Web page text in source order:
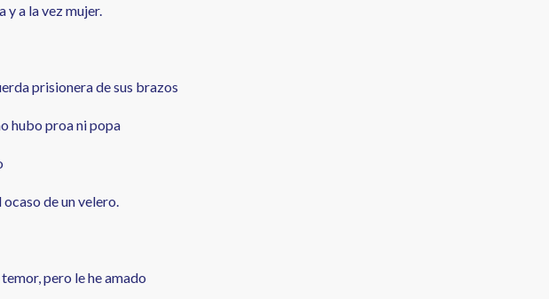
y a la vez mujer.
prisionera de sus brazos
hubo proa ni popa
de un velero.
pero le he amado